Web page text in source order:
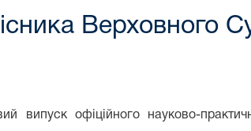
Верховного
випуск офіційного науково-